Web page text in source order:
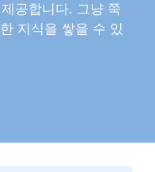
공합니다. 그냥 쭉
지식을 쌓을 수 있